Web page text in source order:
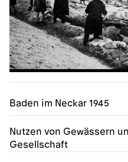
Baden im Neckar 1945
Nutzen von Gewässern
Gesellschaft